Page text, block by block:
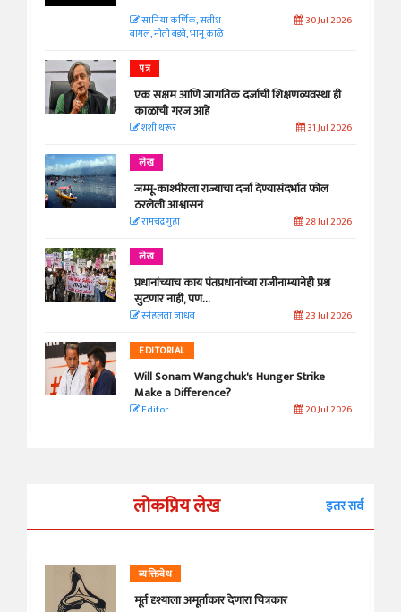
सानिया कर्णिक, सतीश
बागल, नीती बडवे, भानू काळे
30 Jul 2026
पत्र
एक सक्षम आणि जागतिक दर्जाची शिक्षणव्यवस्था ही
काळाची गरज आहे
शशी थरूर 31 Jul 2026
लेख
जम्मू-काश्मीरला राज्याचा दर्जा देण्यासंदर्भात फोल
ठरलेली आश्वासनं
रामचंद्र गुहा 28 Jul 2026
लेख
प्रधानांच्याच काय पंतप्रधानांच्या राजीनाम्यानेही प्रश्न
सुटणार नाही, पण...
स्नेहलता जाधव 23 Jul 2026
EDITORIAL
Will Sonam Wangchuk's Hunger Strike
Make a Difference?
Editor 20 Jul 2026
लोकप्रिय लेख इतर सर्व
व्यक्तिवेध
मूर्त दृश्याला अमूर्ताकार देणारा चित्रकार